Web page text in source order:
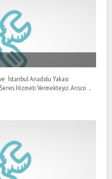
İstanbul Anadolu Yakası
Hizmeti Vermekteyiz. Arisco ..